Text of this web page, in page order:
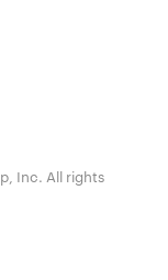
Inc. All rights